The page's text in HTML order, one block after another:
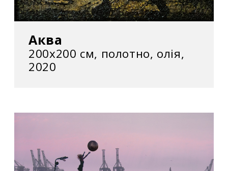
Аква
200х200 см, полотно, олія,
2020